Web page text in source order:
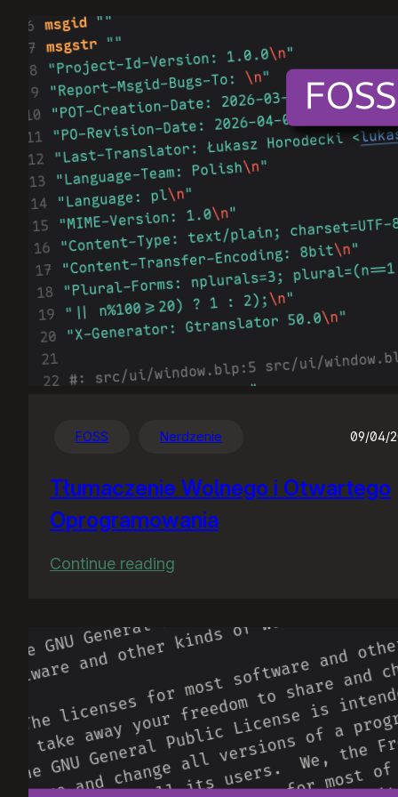
FOSS Nerdzenie 09/04/
Tłumaczenie Wolnego i Otwartego
Oprogramowania
Continue reading
i
Otwartego
Oprogramowania